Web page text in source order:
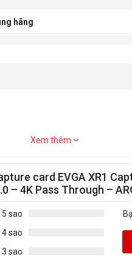
hãng
Xem thêm
card EVGA XR1
– 4K Pass Through –
5 sao
4 sao
3 sao